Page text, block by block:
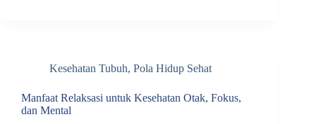
Kesehatan Tubuh, Pola Hidup Sehat
Manfaat Relaksasi untuk Kesehatan Otak, Fokus,
dan Mental